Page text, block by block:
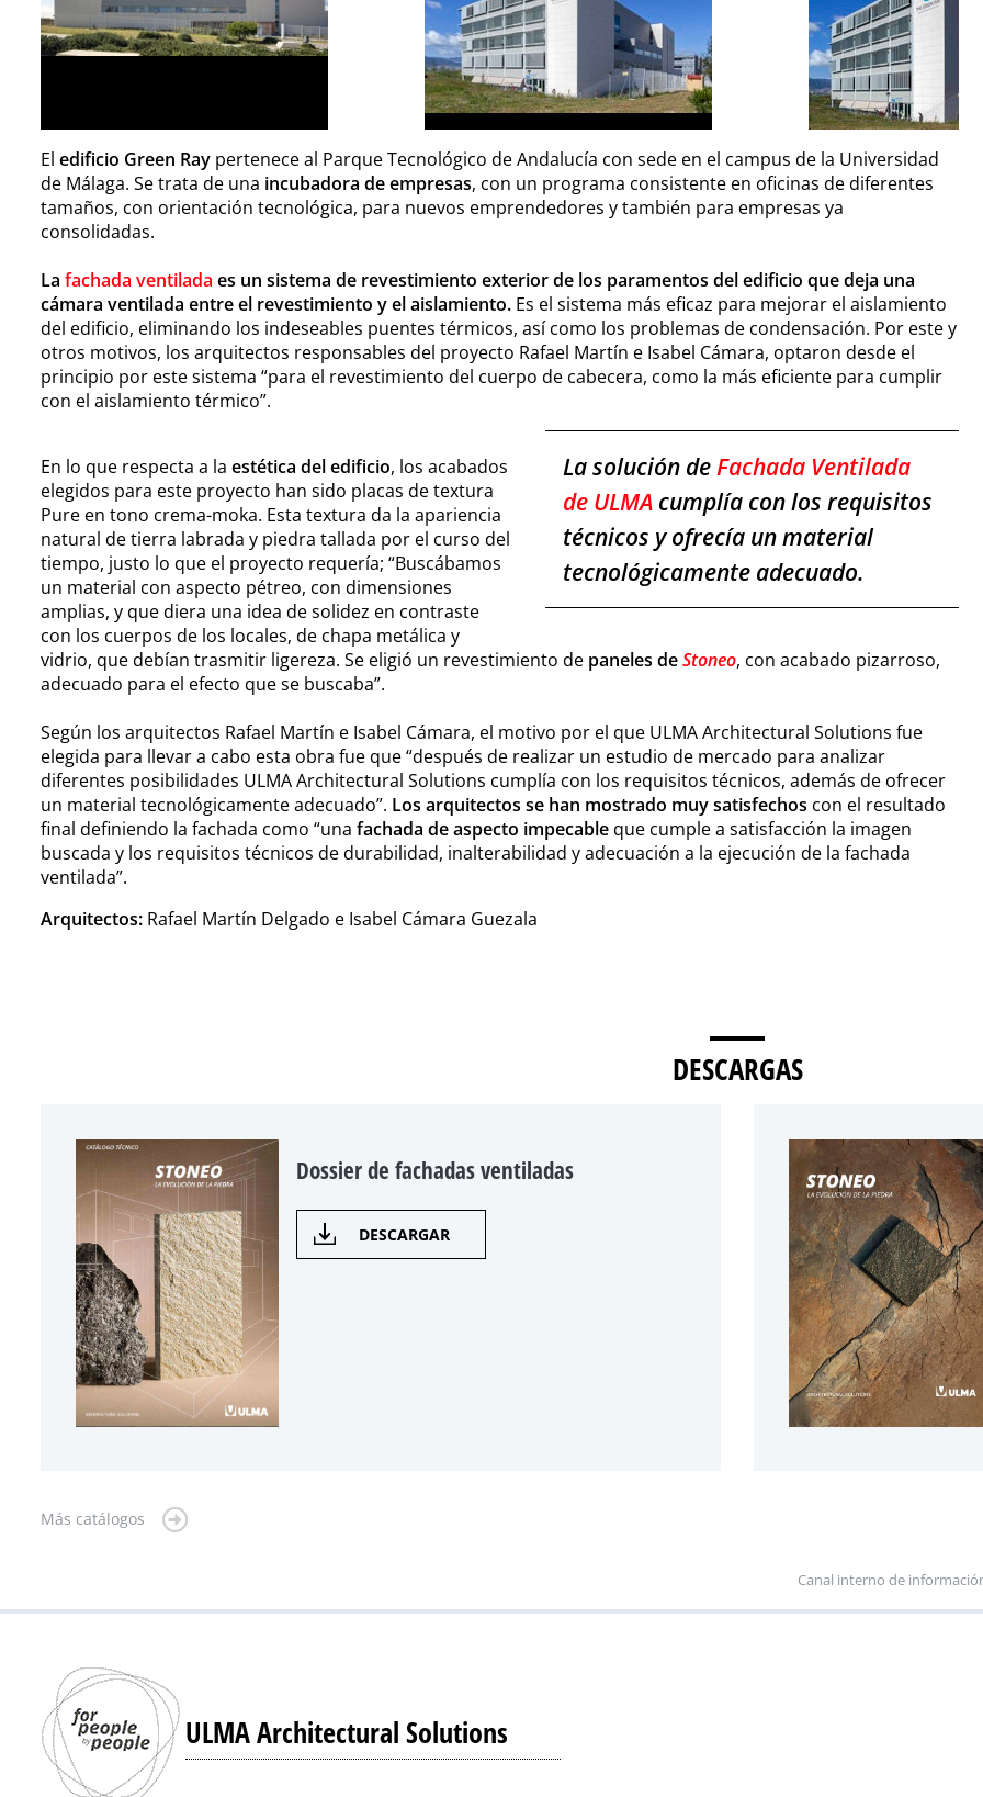
El edificio Green Ray pertenece al Parque Tecnológico de Andalucía con sede en el campus de la Universidad
de Málaga. Se trata de una incubadora de empresas, con un programa consistente en oficinas de diferentes
tamaños, con orientación tecnológica, para nuevos emprendedores y también para empresas ya
consolidadas.
La fachada ventilada es un sistema de revestimiento exterior de los paramentos del edificio que deja una
cámara ventilada entre el revestimiento y el aislamiento. Es el sistema más eficaz para mejorar el aislamiento
del edificio, eliminando los indeseables puentes térmicos, así como los problemas de condensación. Por este y
otros motivos, los arquitectos responsables del proyecto Rafael Martín e Isabel Cámara, optaron desde el
principio por este sistema “para el revestimiento del cuerpo de cabecera, como la más eficiente para cumplir
con el aislamiento térmico”.
La solución de Fachada Ventilada
de ULMA cumplía con los requisitos
técnicos y ofrecía un material
tecnológicamente adecuado.
En lo que respecta a la estética del edificio, los acabados
elegidos para este proyecto han sido placas detextura
Pure en tono crema-moka. Esta textura da la apariencia
natural de tierra labrada y piedra tallada por el curso del
tiempo, justo lo que el proyecto requería; “Buscábamos
un material con aspecto pétreo, con dimensiones
amplias, y que diera una idea de solidez en contraste
con los cuerpos de los locales, de chapa metálica y
vidrio, que debían trasmitir ligereza. Se eligió un revestimiento de paneles deStoneo, con acabado pizarroso,
adecuado para el efecto que se buscaba”.
Según los arquitectos Rafael Martín e Isabel Cámara, el motivo por el que ULMA Architectural Solutions fue
elegida para llevar a cabo esta obra fue que “después de realizar un estudio de mercado para analizar
diferentes posibilidades ULMA Architectural Solutions cumplía con los requisitos técnicos, además de ofrecer
un material tecnológicamente adecuado”. Los arquitectos se han mostrado muy satisfechos con el resultado
final definiendo la fachada como “una fachada de aspecto impecable que cumple a satisfacción la imagen
buscada y los requisitos técnicos de durabilidad, inalterabilidad y adecuación a la ejecución de la fachada
ventilada”.
Arquitectos: Rafael Martín Delgado e Isabel Cámara Guezala
DESCARGAS
Dossier de fachadas ventiladas
DESCARGAR
Más catálogos
Canal interno de
ULMA Architectural Solutions